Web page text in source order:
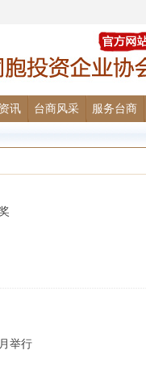
讯 台商风采 服务台商
举行